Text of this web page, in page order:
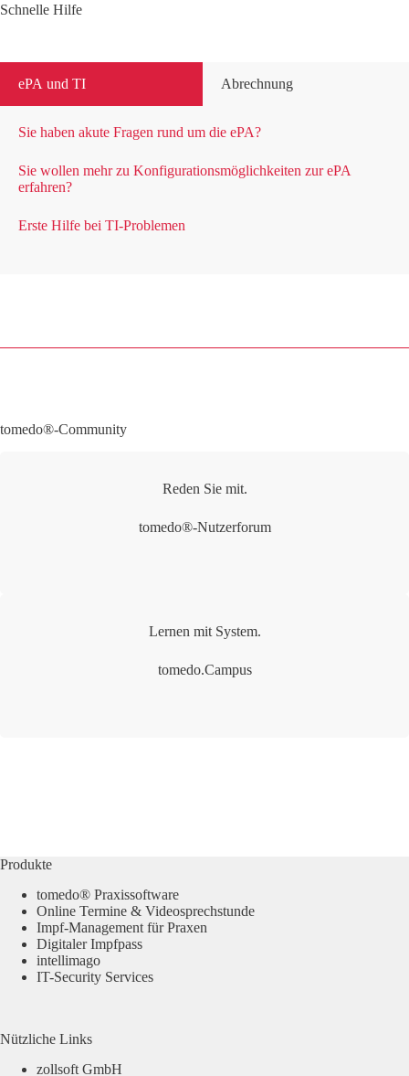
Schnelle Hilfe
ePA und TI Abrechnung
Sie haben akute Fragen rund um die ePA?
Sie wollen mehr zu Konfigurationsmöglichkeiten zur ePA
erfahren?
Erste Hilfe bei TI-Problemen
tomedo®-Community
Reden Sie mit.
tomedo®-Nutzerforum
Lernen mit System.
tomedo.Campus
Produkte
tomedo® Praxissoftware
Online Termine & Videosprechstunde
Impf-Management für Praxen
Digitaler Impfpass
intellimago
IT-Security Services
Nützliche Links
zollsoft GmbH